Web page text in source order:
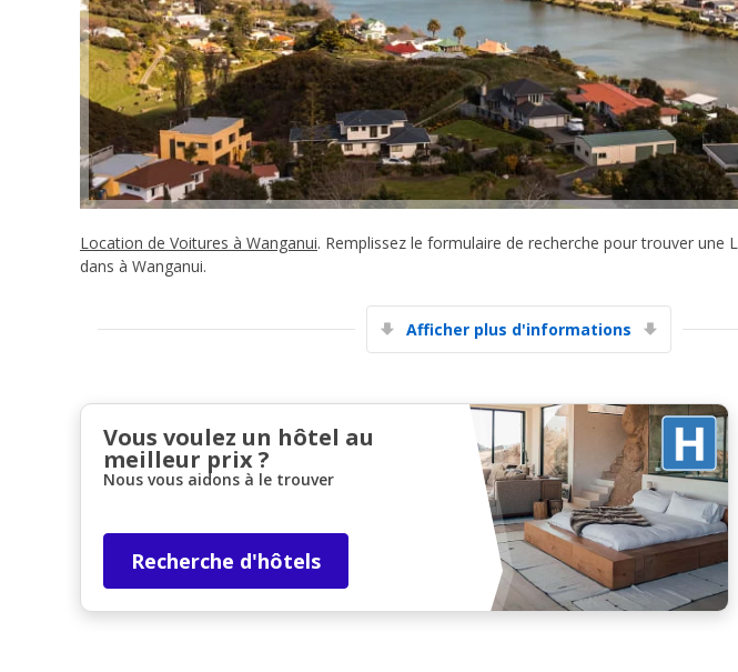
Promotions
Accédez à toutes vos
endroit
Se
Location de Voitures à Wanganui. Remplissez le formulaire de recherche pour trouver une
dans à Wanganui.
Afficher plus d'informations
Vous voulez un hôtel au
meilleur prix ?
Nous vous aidons à le trouver
Recherche d'hôtels